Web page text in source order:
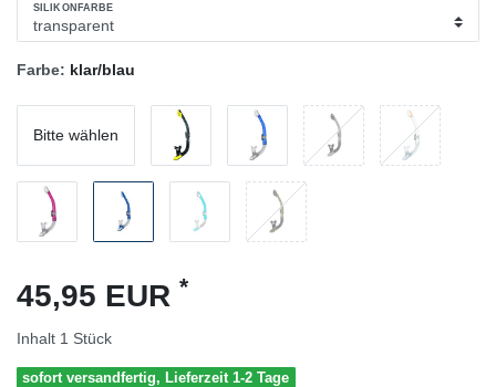
SILIKONFARBE
Farbe: klar/blau
Bitte wählen
45,95 EUR *
Inhalt 1 Stück
sofort versandfertig, Lieferzeit 1-2 Tage